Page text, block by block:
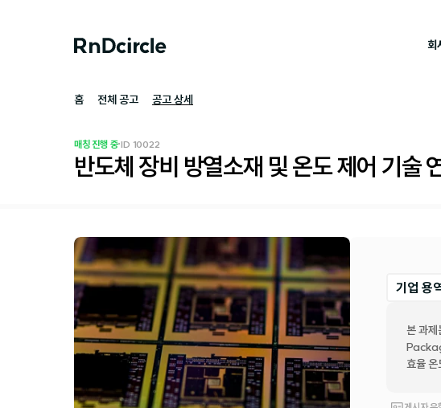
매칭 진행 중·ID 10022
반도체 장비 방열소재 및 온도 제어 기술
기업 용
본 과
효율 온
회
홈 전체 공고 공고 상세